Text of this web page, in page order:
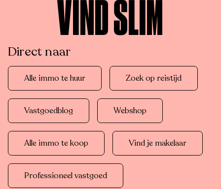
VIND SLIM
Direct naar
Alle immo te huur Zoek op reistijd
Vastgoedblog Webshop
Alle immo te koop Vind je makelaar
Professioneel vastgoed